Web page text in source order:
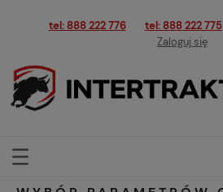
tel: 888 222 776 tel: 888 222 775
Zaloguj się